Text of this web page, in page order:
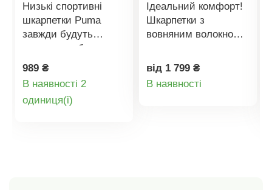
Низькі спортивні
шкарпетки Puma
завжди будуть
чудовим вибором.
М'які та зручні.
дихаючої тканини.
Підтримка склепіння
989 ₴
В наявності 2
oдиниця(і)
Ідеальний комфорт!
Шкарпетки з
вовняним волокном
рефлекторного
ефекту. Шкарпетки не
здавлюють стопу та
від 1 799 ₴
В наявності